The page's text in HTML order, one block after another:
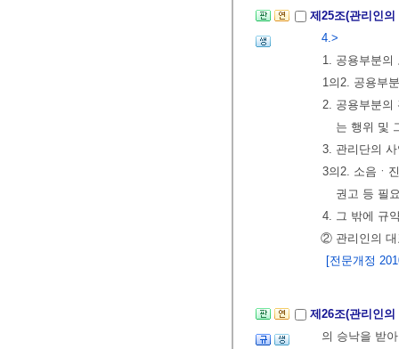
제25조(관리인
4.>
1. 공용부분의
1의2. 공용부
2. 공용부분의
는 행위 및
3. 관리단의
3의2. 소음ㆍ
권고 등 필
4. 그 밖에 규
② 관리인의 대
[전문개정
제26조(관리인
의 승낙을 받